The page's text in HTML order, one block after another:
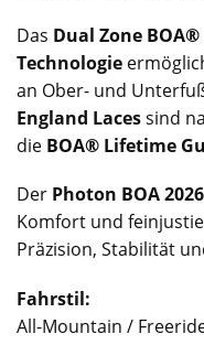
Das Dual Zone
Technologie
an Ober- und
England Lacessind
die BOA® Lifetime
Der Photon BOA 2026
Komfort und
Präzision, Stabilität
Fahrstil:
All-Mountain /